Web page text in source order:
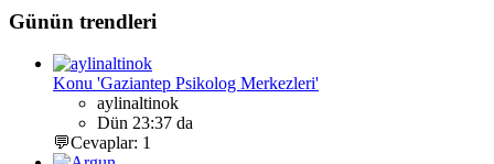
Günün trendleri
Konu 'Gaziantep Psikolog Merkezleri'
aylinaltinok
Dün 23:37 da
💬Cevaplar: 1